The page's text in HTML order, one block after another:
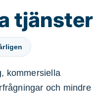
tjänster
kommersiella
och mindre